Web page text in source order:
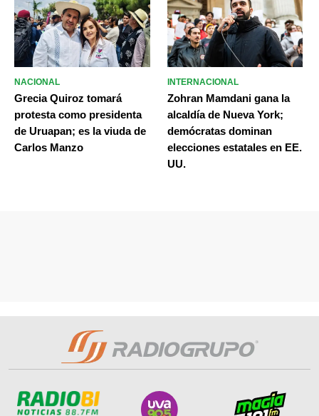
NACIONAL
Grecia Quiroz tomará
protesta como presidenta
de Uruapan; es la viuda de
Carlos Manzo
INTERNACIONAL
Zohran Mamdani gana la
alcaldía de Nueva York;
demócratas dominan
elecciones estatales en EE.
UU.